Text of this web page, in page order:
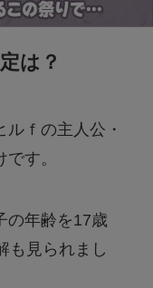
は？
ｆの主人公・
す。
の年齢を17歳
も見られまし